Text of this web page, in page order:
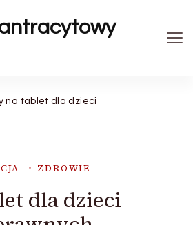
na tablet dla dzieci
ZDROWIE
dla dzieci